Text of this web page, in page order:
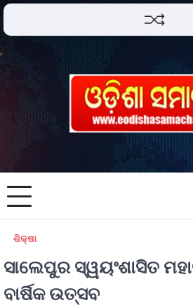
ଶିକ୍ଷା
ସାଲେପୁର ସ୍ୱୟଂଶାସିତ
ବାର୍ଷିକ ଉତ୍ସବ